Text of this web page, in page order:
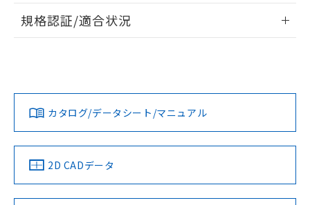
ログイン/会員登録
ダウンロードデータをご利用いただく前に、以下を必ずお読
みください。
ソフトウェアの使用条件
EU RoHS 注意事項・凡例
対応済み
中国 RoHS 注意事項・凡例
規格認証/適合状況
カタログ/データシート/マニュアル
2D CADデータ